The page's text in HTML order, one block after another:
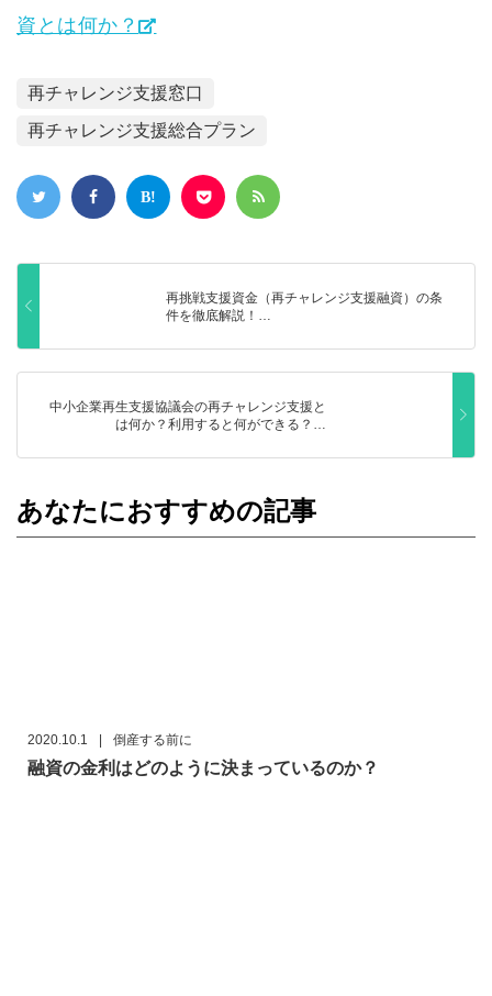
資とは何か？
再チャレンジ支援窓口
再チャレンジ支援総合プラン
再挑戦支援資金（再チャレンジ支援融資）の条
件を徹底解説！…
中小企業再生支援協議会の再チャレンジ支援と
は何か？利用すると何ができる？…
あなたにおすすめの記事
2020.10.1 倒産する前に
融資の金利はどのように決まっているのか？